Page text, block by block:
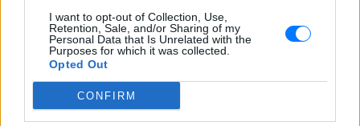
I want to opt-out of Collection, Use,
Retention, Sale, and/or Sharing of my
Personal Data that Is Unrelated with the
Purposes for which it was collected.
Opted Out
CONFIRM
Ιωαννίδη: «Διασταυρώστε
καμία πληροφορία πριν
εκτοξεύσετε τη βλακεία σας»
story στο Instagram για να διαψεύσει όσα
κυκλοφορούν για την ερωτική της ζωή